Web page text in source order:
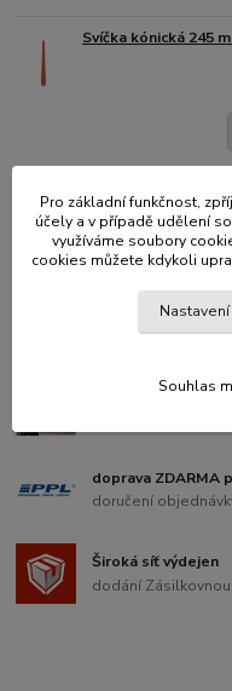
Svíčka kónická 245
Kamenná
doprava ZDARMA
doručení
Široká síť výdejen
dodání
Pro základní funkčnost,
účely a v případě udělení
využíváme soubory
cookies můžete kdykoli
Nastavení
Souhlas